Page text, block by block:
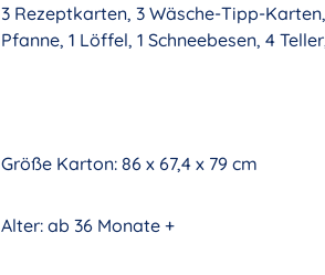
3 Rezeptkarten, 3 Wäsche-Tipp-Karten,
Pfanne, 1 Löffel, 1 Schneebesen, 4
Größe Karton: 86 x 67,4 x 79 cm
Alter: ab 36 Monate +